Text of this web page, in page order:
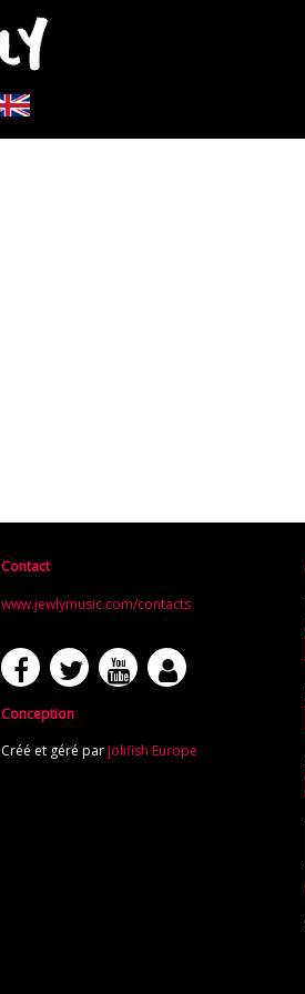
Contact
www.jewlymusic.com/contacts
Conception
Créé et géré par Jolifish Europe